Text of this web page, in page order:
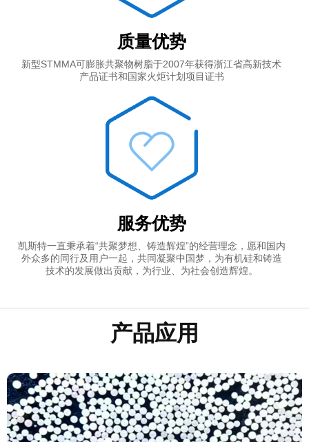
质量优势
新型STMMA可膨胀共聚物树脂于2007年获得浙江省高新技术
产品证书和国家火炬计划项目证书
服务优势
凯斯特一直秉承着“共聚梦想、铸造辉煌”的经营理念，愿和国内
外众多的同行及用户一起，共同凝聚中国梦，为有机硅和铸造
技术的发展做出贡献，为行业、为社会创造辉煌。
产品应用